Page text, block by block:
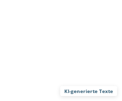
KI-generierte Texte